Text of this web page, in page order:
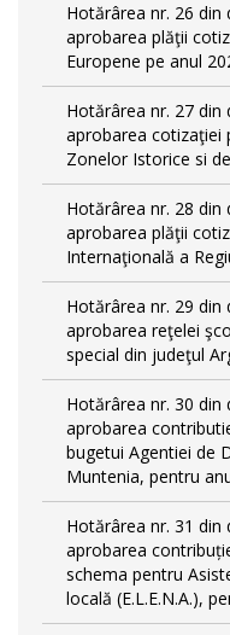
Hotărârea nr. 26 din
aprobarea plăţii
Europene pe anul
Hotărârea nr. 27 din
aprobarea cotizaţiei
Zonelor Istorice si
Hotărârea nr. 28 din
aprobarea plăţii
Internaţională a
Hotărârea nr. 29 din
aprobarea reţelei
special din judeţul
Hotărârea nr. 30 din
aprobarea
bugetui Agentiei de
Muntenia, pentru
Hotărârea nr. 31 din
aprobarea
schema pentru
locală (E.L.E.N.A.),